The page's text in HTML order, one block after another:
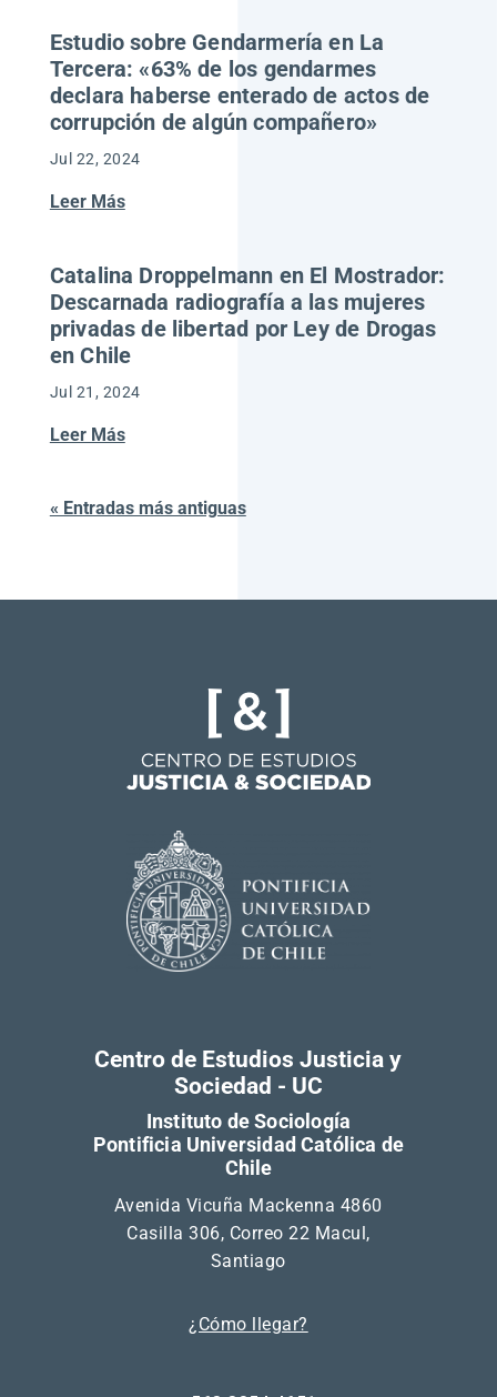
Estudio sobre Gendarmería en La
Tercera: «63% de los gendarmes
declara haberse enterado de actos de
corrupción de algún compañero»
Jul 22, 2024
Leer Más
Catalina Droppelmann en El Mostrador:
Descarnada radiografía a las mujeres
privadas de libertad por Ley de Drogas
en Chile
Jul 21, 2024
Leer Más
« Entradas más antiguas
Centro de Estudios Justicia y
Sociedad - UC
Instituto de Sociología
Pontificia Universidad Católica de
Chile
Avenida Vicuña Mackenna 4860
Casilla 306, Correo 22 Macul,
Santiago
¿Cómo llegar?